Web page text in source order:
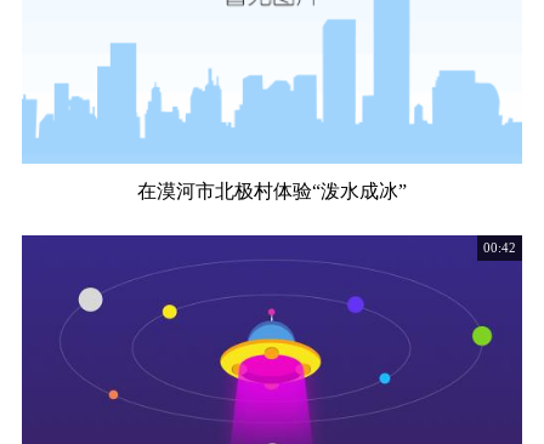
在漠河市北极村体验“泼水成冰”
00:42